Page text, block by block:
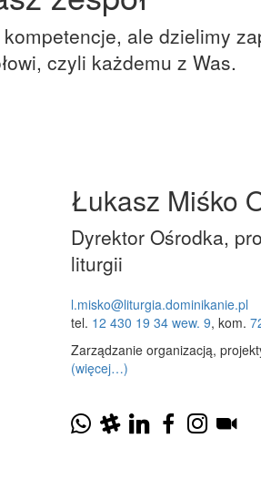
ale dzielimy
czyli każdemu z Was.
Łukasz Miśko
Dyrektor Ośrodka,
liturgii
l.misko@liturgia.dominikanie.pl
tel. 12 430 19 34 wew. 9, kom. ‭
Zarządzanie organizacją,
(więcej…)